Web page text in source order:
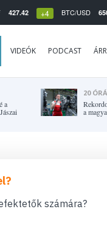
427.42 +4 BTC/USD
VIDEÓK PODCAST
a
20
a
számára?